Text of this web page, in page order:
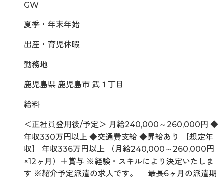
GW
夏季・年末年始
出産・育児休暇
勤務地
鹿児島県 鹿児島市 武１丁目
給料
＜正社員登用後/予定＞ 月給240,000～260,000円 ◆
年収330万円以上 ◆交通費支給 ◆昇給あり 【想定年
収】 年収336万円以上 （月給240,000～260,000円
×12ヶ月）＋賞与 ※経験・スキルにより決定いたしま
す ※紹介予定派遣の求人です。 最長6ヶ月の派遣期